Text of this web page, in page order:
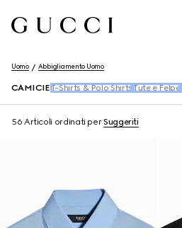
Uomo Abbigliamento Uomo
CAMICIE T-Shirts & Polo Shirts Tute e Felpe
56 Articoli ordinati perSuggeriti